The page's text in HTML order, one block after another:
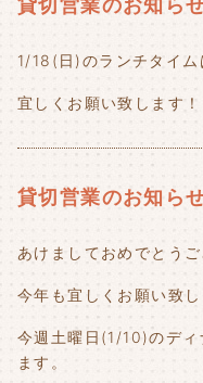
貸切営業のお知ら
1/18(日)のランチタイム
宜しくお願い致します！
貸切営業のお知ら
あけましておめでとうご
今年も宜しくお願い致し
今週土曜日(1/10)のディ
ます。